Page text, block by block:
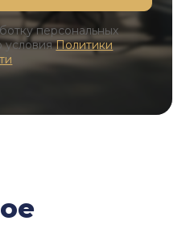
персональных
условияПолитики